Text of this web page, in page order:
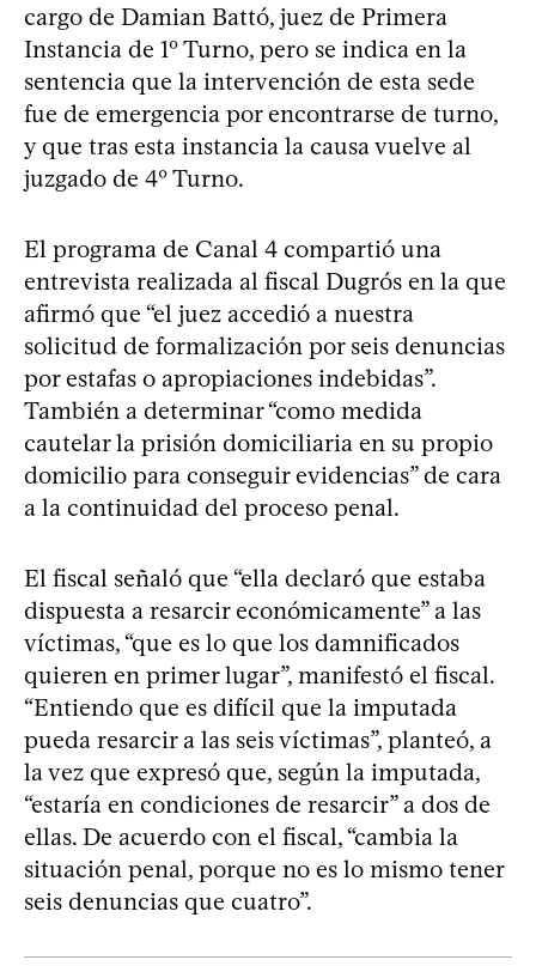
cargo de Damian Battó, juez de Primera
Instancia de 1º Turno, pero se indica en la
sentencia que la intervención de esta sede
fue de emergencia por encontrarse de turno,
y que tras esta instancia la causa vuelve al
juzgado de 4º Turno.
El programa de Canal 4 compartió una
entrevista realizada al fiscal Dugrós en la que
afirmó que “el juez accedió a nuestra
solicitud de formalización por seis denuncias
por estafas o apropiaciones indebidas”.
También a determinar “como medida
cautelar la prisión domiciliaria en su propio
domicilio para conseguir evidencias” de cara
a la continuidad del proceso penal.
El fiscal señaló que “ella declaró que estaba
dispuesta a resarcir económicamente” a las
víctimas, “que es lo que los damnificados
quieren en primer lugar”, manifestó el fiscal.
“Entiendo que es difícil que la imputada
pueda resarcir a las seis víctimas”, planteó, a
la vez que expresó que, según la imputada,
“estaría en condiciones de resarcir” a dos de
ellas. De acuerdo con el fiscal, “cambia la
situación penal, porque no es lo mismo tener
seis denuncias que cuatro”.